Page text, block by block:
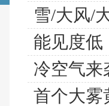
雪/大风/
能见度低
冷空气
首个大雾